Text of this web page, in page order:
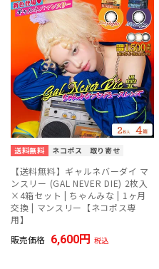
送料無料 ネコポス 取り寄せ
【送料無料】ギャルネバーダイ マ
ンスリー (GAL NEVER DIE) 2枚入
×4箱セット | ちゃんみな | 1ヶ月
交換 | マンスリー【ネコポス専
用】
販売価格 6,600 税込